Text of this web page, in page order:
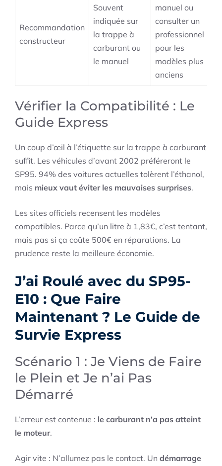
Recommandation
constructeur
Souvent
indiquée sur
la trappe à
carburant ou
le manuel
manuel ou
consulter un
professionnel
pour les
modèles plus
anciens
Vérifier la Compatibilité : Le
Guide Express
Un coup d’œil à l’étiquette sur la trappe à carburant
suffit. Les véhicules d’avant 2002 préféreront le
SP95. 94% des voitures actuelles tolèrent l’éthanol,
mais mieux vaut éviter les mauvaises surprises.
Les sites officiels recensent les modèles
compatibles. Parce qu’un litre à 1,83€, c’est tentant,
mais pas si ça coûte 500€ en réparations. La
prudence reste la meilleure économie.
J’ai Roulé avec du SP95-
E10 : Que Faire
Maintenant ? Le Guide de
Survie Express
Scénario 1 : Je Viens de Faire
le Plein et Je n’ai Pas
Démarré
L’erreur est contenue : le carburant n’a pas atteint
le moteur.
Agir vite : N’allumez pas le contact. Un démarrage